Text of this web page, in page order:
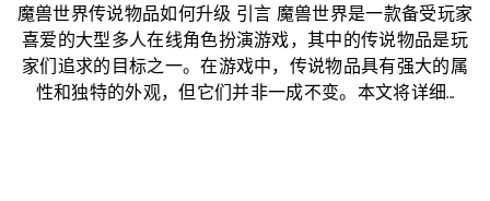
魔兽世界传说物品如何升级 引言 魔兽世界是一款备受玩家
喜爱的大型多人在线角色扮演游戏，其中的传说物品是玩
家们追求的目标之一。在游戏中，传说物品具有强大的属
性和独特的外观，但它们并非一成不变。本文将详细...